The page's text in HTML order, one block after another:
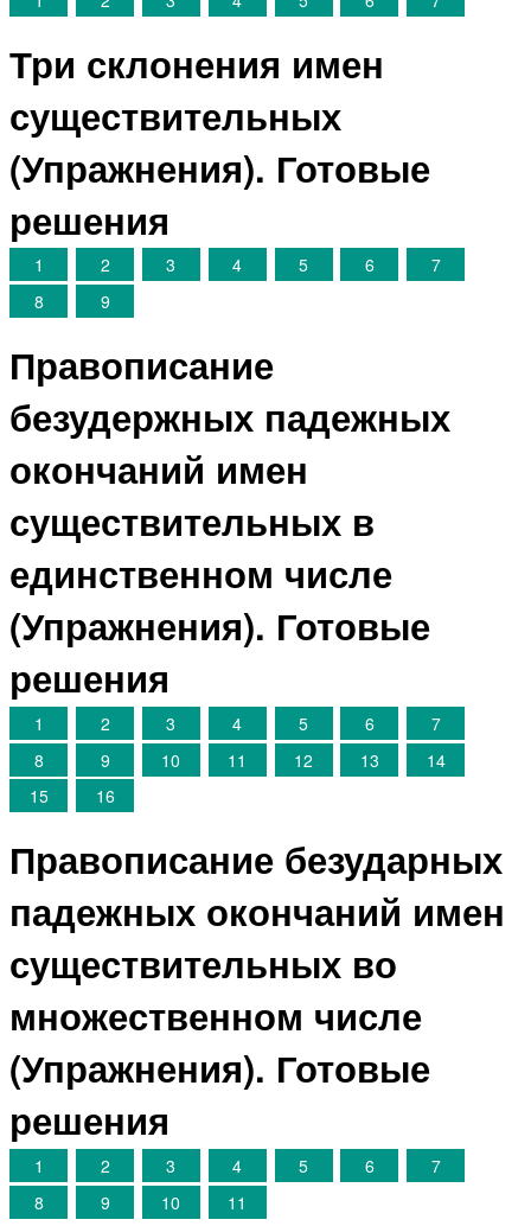
Три склонения имен
существительных
(Упражнения). Готовые
решения
1 2 3 4 5 6
7
8
9
Правописание
безудержных падежных
окончаний имен
существительных в
единственном числе
(Упражнения). Готовые
решения
1 2 3 4 5 6
7
8
9 10 11 12 13
14
15
16
Правописание безударных
падежных окончаний имен
существительных во
множественном числе
(Упражнения). Готовые
решения
1 2 3 4 5 6
7
8
9 10 11